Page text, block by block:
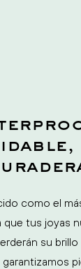
como el
que tus joyas
su